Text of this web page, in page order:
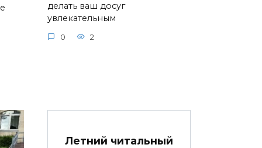
делать ваш досуг
увлекательным
0 2
Летний читальный